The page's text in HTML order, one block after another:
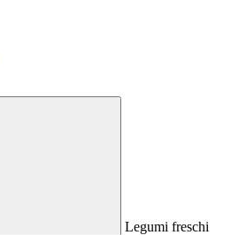
Legumi freschi